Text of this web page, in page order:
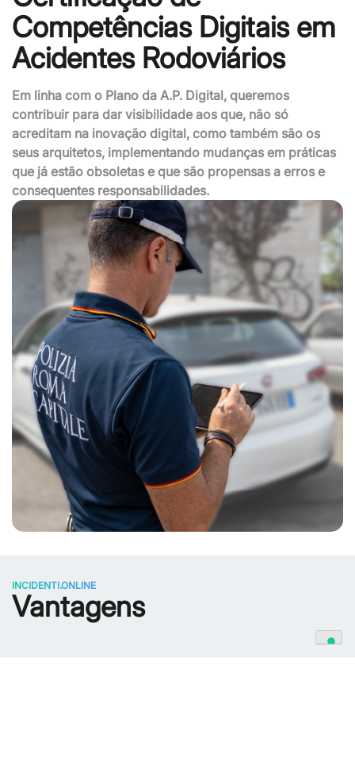
Competências Digitais em
Acidentes Rodoviários
Em linha com o Plano da A.P. Digital, queremos
contribuir para dar visibilidade aos que, não só
acreditam na inovação digital, como também são os
seus arquitetos, implementando mudanças em práticas
que já estão obsoletas e que são propensas a erros e
consequentes responsabilidades.
INCIDENTI.ONLINE
Vantagens